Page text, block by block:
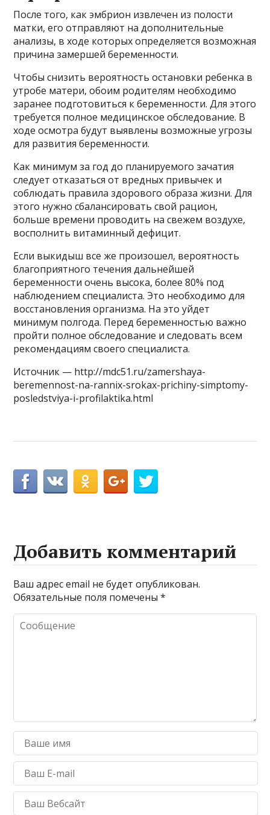
После того, как эмбрион извлечен из полости
матки, его отправляют на дополнительные
анализы, в ходе которых определяется возможная
причина замершей беременности.
Чтобы снизить вероятность остановки ребенка в
утробе матери, обоим родителям необходимо
заранее подготовиться к беременности. Для этого
требуется полное медицинское обследование. В
ходе осмотра будут выявлены возможные угрозы
для развития беременности.
Как минимум за год до планируемого зачатия
следует отказаться от вредных привычек и
соблюдать правила здорового образа жизни. Для
этого нужно сбалансировать свой рацион,
больше времени проводить на свежем воздухе,
восполнить витаминный дефицит.
Если выкидыш все же произошел, вероятность
благоприятного течения дальнейшей
беременности очень высока, более 80% под
наблюдением специалиста. Это необходимо для
восстановления организма. На это уйдет
минимум полгода. Перед беременностью важно
пройти полное обследование и следовать всем
рекомендациям своего специалиста.
Источник — http://mdc51.ru/zamershaya-
beremennost-na-rannix-srokax-prichiny-simptomy-
posledstviya-i-profilaktika.html
Добавить комментарий
Ваш адрес email не будет опубликован.
Обязательные поля помечены*